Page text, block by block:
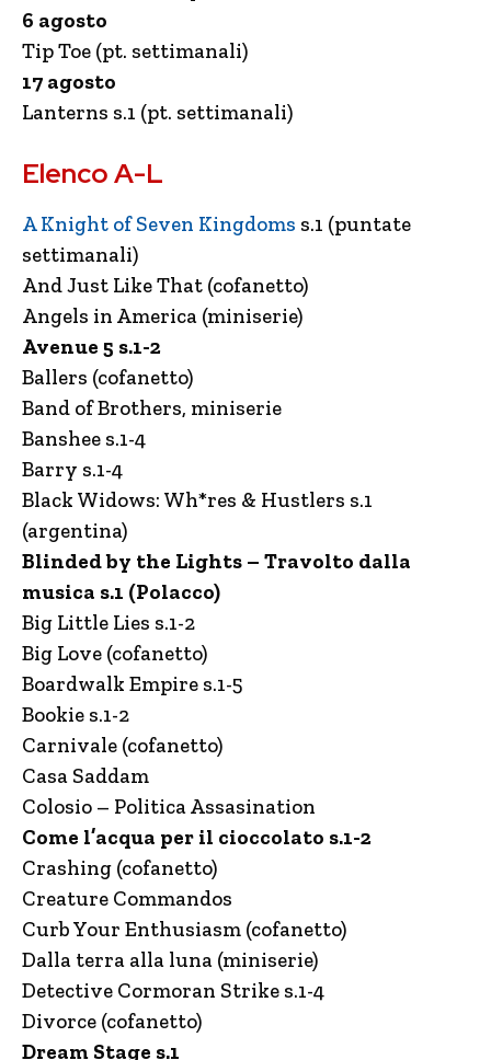
6 agosto
Tip Toe (pt. settimanali)
17 agosto
Lanterns s.1 (pt. settimanali)
Elenco A-L
A Knight of Seven Kingdoms s.1 (puntate
settimanali)
And Just Like That (cofanetto)
Angels in America (miniserie)
Avenue 5 s.1-2
Ballers (cofanetto)
Band of Brothers, miniserie
Banshee s.1-4
Barry s.1-4
Black Widows: Wh*res & Hustlers s.1
(argentina)
Blinded by the Lights – Travolto dalla
musica s.1 (Polacco)
Big Little Lies s.1-2
Big Love (cofanetto)
Boardwalk Empire s.1-5
Bookie s.1-2
Carnivale (cofanetto)
Casa Saddam
Colosio – Politica Assasination
Come l’acqua per il cioccolato s.1-2
Crashing (cofanetto)
Creature Commandos
Curb Your Enthusiasm (cofanetto)
Dalla terra alla luna (miniserie)
Detective Cormoran Strike s.1-4
Divorce (cofanetto)
Dream Stage s.1